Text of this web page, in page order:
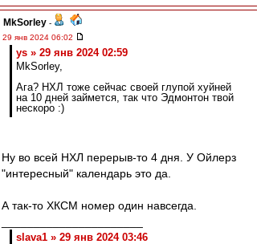
MkSorley -
29 янв 2024 06:02
ys » 29 янв 2024 02:59
MkSorley,
Ага? НХЛ тоже сейчас своей глупой хуйней
на 10 дней займется, так что Эдмонтон твой
нескоро :)
Ну во всей НХЛ перерыв-то 4 дня. У Ойлерз
"интересный" календарь это да.
А так-то ХКСМ номер один навсегда.
slava1 » 29 янв 2024 03:46